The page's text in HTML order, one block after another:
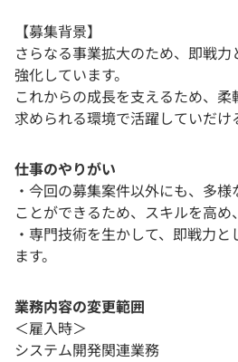
【募集背景】
さらなる事業拡大のため、即戦
強化しています。
これからの成長を支えるため、
求められる環境で活躍していだけ
仕事のやりがい
・今回の募集案件以外にも、多
ことができるため、スキルを高め
・専門技術を生かして、即戦力
ます。
業務内容の変更範囲
＜雇入時＞
システム開発関連業務